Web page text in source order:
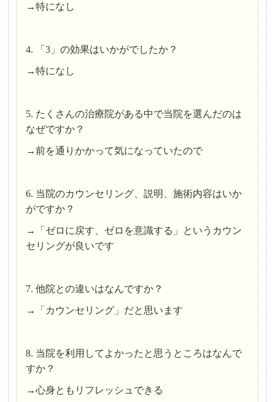
→特になし
4. 「3」の効果はいかがでしたか？
→特になし
5. たくさんの治療院がある中で当院を選んだのは
なぜですか？
→前を通りかかって気になっていたので
6. 当院のカウンセリング、説明、施術内容はいか
がですか？
→「ゼロに戻す、ゼロを意識する」というカウン
セリングが良いです
7. 他院との違いはなんですか？
→「カウンセリング」だと思います
8. 当院を利用してよかったと思うところはなんで
すか？
→心身ともリフレッシュできる